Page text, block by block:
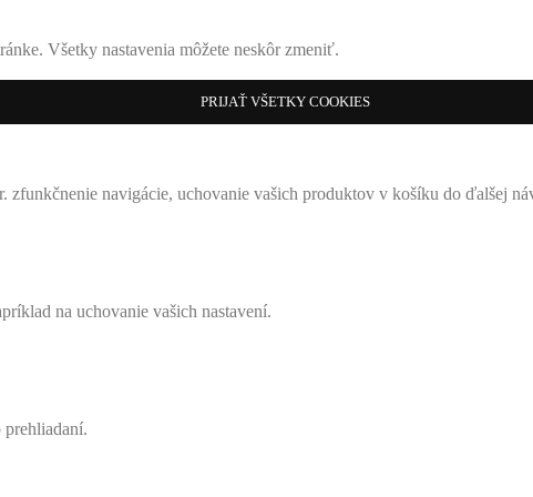
Všetky nastavenia môžete neskôr zmeniť.
PRIJAŤ VŠETKY COOKIES
navigácie, uchovanie vašich produktov v košíku do ďalšej
na uchovanie vašich nastavení.
prehliadaní.